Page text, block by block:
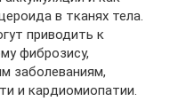
в тканях тела.
приводить к
фиброзису,
заболеваниям,
и кардиомиопатии.